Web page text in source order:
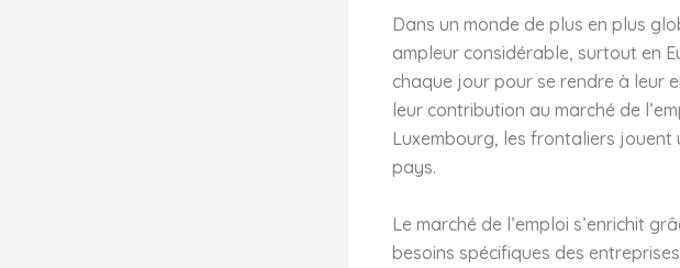
Dans un monde de plus en plus
ampleur considérable, surtout en
chaque jour pour se rendre à leur
leur contribution au marché de
Luxembourg, les frontaliers jouent
pays.
Le marché de l’emploi s’enrichit
besoins spécifiques des